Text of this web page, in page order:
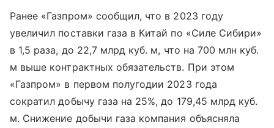
Ранее «Газпром» сообщил, что в 2023 году
увеличил поставки газа в Китай по «Силе Сибири»
в 1,5 раза, до 22,7 млрд куб. м, что на 700 млн куб.
м выше контрактных обязательств. При этом
«Газпром» в первом полугодии 2023 года
сократил добычу газа на 25%, до 179,45 млрд куб.
м. Снижение добычи газа компания объясняла